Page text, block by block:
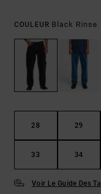
COULEUR Black Rinse
28 29
33 34
Voir Le Guide Des